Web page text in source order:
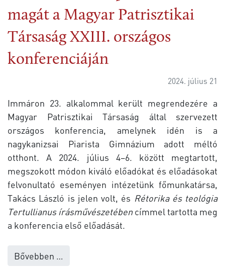
magát a Magyar Patrisztikai
Társaság XXIII. országos
konferenciáján
2024. július 21
Immáron 23. alkalommal került megrendezére a
Magyar Patrisztikai Társaság által szervezett
országos konferencia, amelynek idén is a
nagykanizsai Piarista Gimnázium adott méltó
otthont. A 2024. július 4–6. között megtartott,
megszokott módon kiváló előadókat és előadásokat
felvonultató eseményen intézetünk főmunkatársa,
Takács László is jelen volt, és Rétorika és teológia
Tertullianus írásművészetében címmel tartotta meg
a konferencia első előadását.
Bővebben …